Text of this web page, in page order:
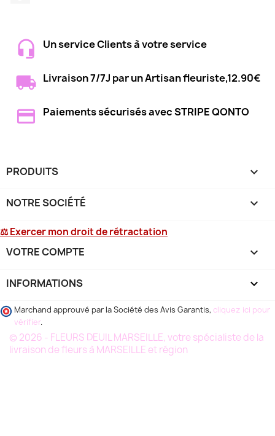
Un service Clients à votre service
Livraison 7/7J par un Artisan fleuriste,12.90€
Paiements sécurisés avec STRIPE QONTO
PRODUITS 
NOTRE SOCIÉTÉ 
⚖ Exercer mon droit de rétractation
VOTRE COMPTE 
INFORMATIONS keyboard_arrow_down
Marchand approuvé par la Société des Avis Garantis, cliquez ici pour
vérifier.
© 2026 - FLEURS DEUIL MARSEILLE, votre spécialiste de la
livraison de fleurs à MARSEILLE et région